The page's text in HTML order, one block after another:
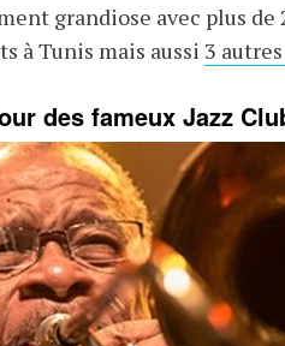
grandiose avec plus
à Tunis mais aussi 3
des fameux Jazz